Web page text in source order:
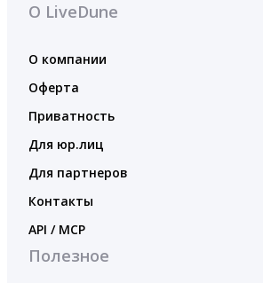
О LiveDune
О компании
Оферта
Приватность
Для юр.лиц
Для партнеров
Контакты
API / MCP
Полезное